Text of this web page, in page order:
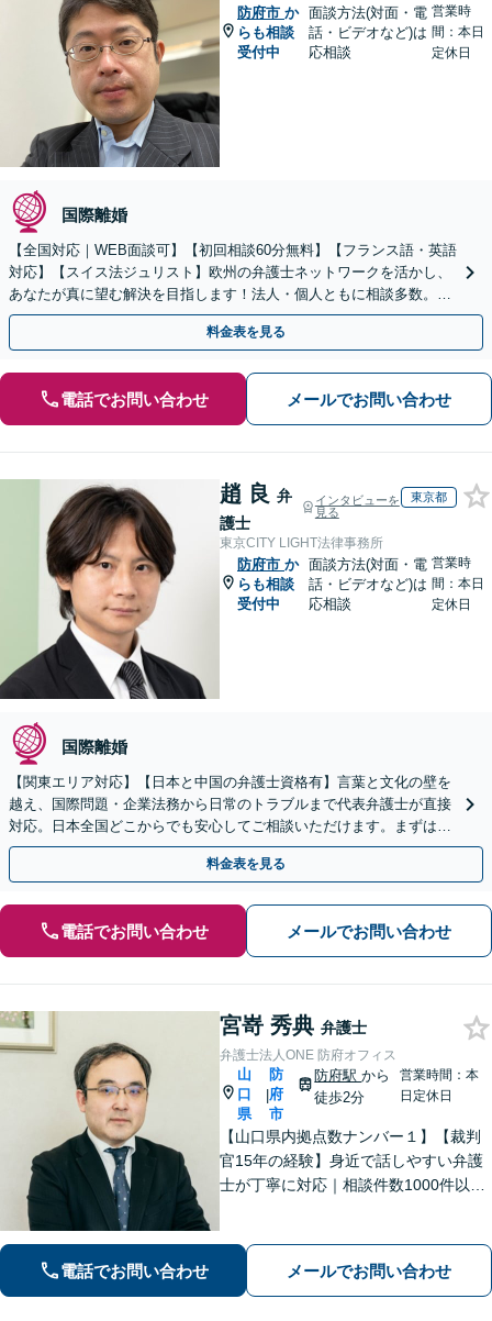
防府市 か
らも相談
受付中
面談方法(対面・電
話・ビデオなど)は
応相談
営業時
間：本日
定休日
国際離婚
【全国対応｜WEB面談可】【初回相談60分無料】【フランス語・英語
対応】【スイス法ジュリスト】欧州の弁護士ネットワークを活かし、
あなたが真に望む解決を目指します！法人・個人ともに相談多数。細
やかな連絡と粘り強い交渉を徹底【休日・夜間相談可】
料金表を見る
電話でお問い合わせ メールでお問い合わせ
趙 良 弁
護士
インタビューを
見る
東京都
東京CITY LIGHT法律事務所
防府市 か
らも相談
受付中
面談方法(対面・電
話・ビデオなど)は
応相談
営業時
間：本日
定休日
国際離婚
【関東エリア対応】【日本と中国の弁護士資格有】言葉と文化の壁を
越え、国際問題・企業法務から日常のトラブルまで代表弁護士が直接
対応。日本全国どこからでも安心してご相談いただけます。まずは一
歩を踏み出してみませんか。【初回相談無料】
料金表を見る
電話でお問い合わせ メールでお問い合わせ
宮嵜 秀典 弁護士
弁護士法人ONE 防府オフィス
山
口
県
|
防
府
市
防府駅から
徒歩2分
営業時間：本
日定休日
【山口県内拠点数ナンバー１】【裁判
官15年の経験】身近で話しやすい弁護
士が丁寧に対応｜相談件数1000件以上
心してお任せください。【夜間対応】
電話でお問い合わせ メールでお問い合わせ